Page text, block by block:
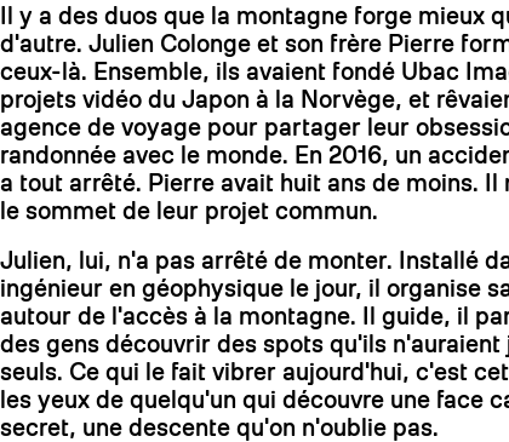
Il y a des duos que la montagne forge mieux
d'autre. Julien Colonge et son frère Pierre
ceux-là. Ensemble, ils avaient fondé Ubac
projets vidéo du Japon à la Norvège, et
agence de voyage pour partager leur
randonnée avec le monde. En 2016, un
a tout arrêté. Pierre avait huit ans de moins. Il
le sommet de leur projet commun.
Julien, lui, n'a pas arrêté de monter. Installé
ingénieur en géophysique le jour, il organise
autour de l'accès à la montagne. Il guide, il
des gens découvrir des spots qu'ils n'auraient
seuls. Ce qui le fait vibrer aujourd'hui, c'est
les yeux de quelqu'un qui découvre une face
secret, une descente qu'on n'oublie pas.